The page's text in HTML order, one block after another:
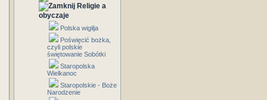
Religie a
obyczaje
Polska wigilja
Poświęcić bożka,
czyli polskie
świętowanie Sobótki
Staropolska
Wielkanoc
Staropolskie - Boże
Narodzenie